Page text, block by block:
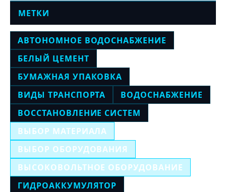
МЕТКИ
АВТОНОМНОЕ ВОДОСНАБЖЕНИЕ
БЕЛЫЙ ЦЕМЕНТ
БУМАЖНАЯ УПАКОВКА
ВИДЫ ТРАНСПОРТА
ВОДОСНАБЖЕНИЕ
ВОССТАНОВЛЕНИЕ СИСТЕМ
ВЫБОР МАТЕРИАЛА
ВЫБОР ОБОРУДОВАНИЯ
ВЫСОКОВОЛЬТНОЕ ОБОРУДОВАНИЕ
ГИДРОАККУМУЛЯТОР